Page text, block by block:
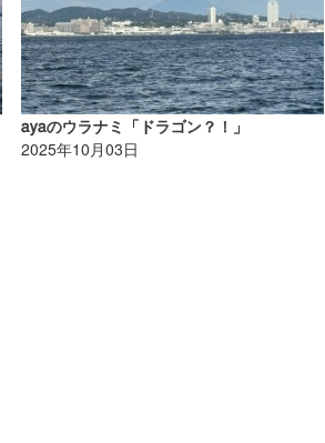
ayaのウラナミ「ドラゴン？！」
2025年10月03日